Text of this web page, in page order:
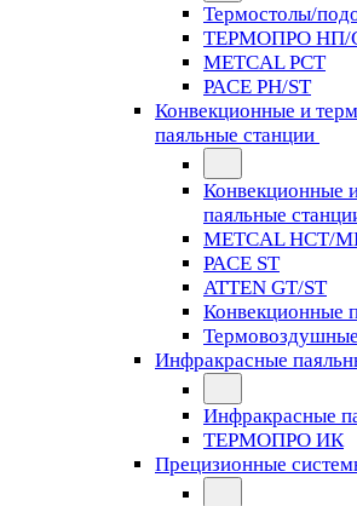
Термостолы/
ТЕРМОПРО
METCAL PCT
PACE PH/ST
Конвекционные и
паяльные станции
Конвекционные
паяльные
METCAL HCT/
PACE ST
ATTEN GT/ST
Конвекционные
Инфракрасные
Инфракрасные
ТЕРМОПРО ИК
Прецизионные